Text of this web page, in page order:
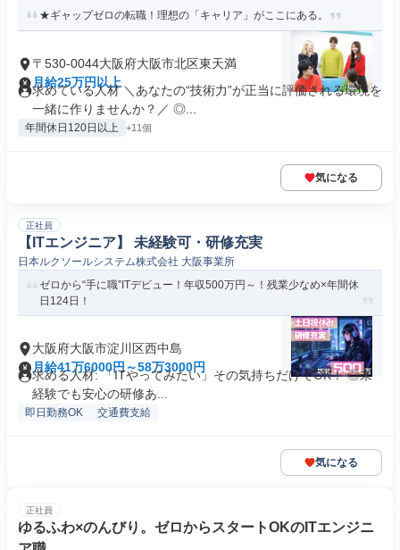
★ギャップゼロの転職！理想の「キャリア」がここにある。
〒530-0044大阪府大阪市北区東天満
月給25万円以上
求めている人材 ＼あなたの“技術力”が正当に評価される環境を
一緒に作りませんか？／ ◎...
年間休日120日以上 +11個
気になる
正社員
【ITエンジニア】 未経験可・研修充実
日本ルクソールシステム株式会社 大阪事業所
ゼロから“手に職”ITデビュー！年収500万円～！残業少なめ×年間休
日124日！
大阪府大阪市淀川区西中島
月給41万6000円～58万3000円
求める人材: 「ITやってみたい」その気持ちだけでOK！ ◎未
経験でも安心の研修あ...
即日勤務OK 交通費支給
気になる
正社員
ゆるふわ×のんびり。ゼロからスタートOKのITエンジニ